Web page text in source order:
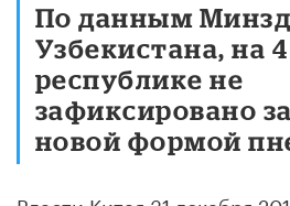
По данным
Узбекистана, на
республике не
зафиксировано
новой формой